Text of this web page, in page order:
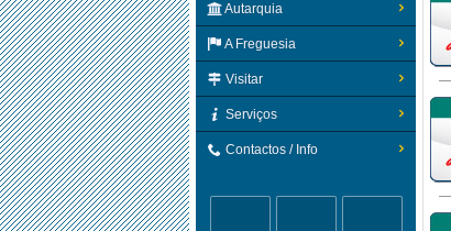
Autarquia
A Freguesia
Visitar
Serviços
Contactos / Info